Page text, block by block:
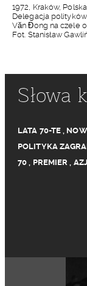
1972, Kraków,
Delegacja
Văn Đong na czele
Fot. Stanisław
Słowa
LATA 70-TE ,
POLITYKA
70 , PREMIER ,